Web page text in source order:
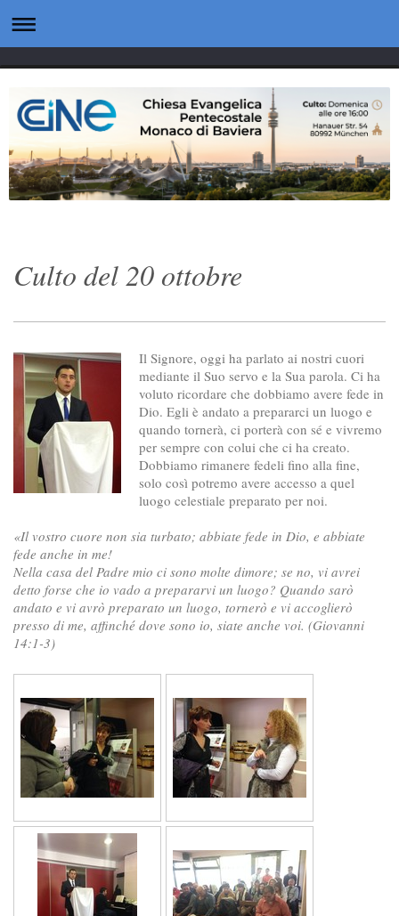
Culto del 20 ottobre
Il Signore, oggi ha parlato ai nostri cuori
mediante il Suo servo e la Sua parola. Ci ha
voluto ricordare che dobbiamo avere fede in
Dio. Egli è andato a prepararci un luogo e
quando tornerà, ci porterà con sé e vivremo
per sempre con colui che ci ha creato.
Dobbiamo rimanere fedeli fino alla fine,
solo così potremo avere accesso a quel
luogo celestiale preparato per noi.
«Il vostro cuore non sia turbato; abbiate fede in Dio, e abbiate
fede anche in me!
Nella casa del Padre mio ci sono molte dimore; se no, vi avrei
detto forse che io vado a prepararvi un luogo? Quando sarò
andato e vi avrò preparato un luogo, tornerò e vi accoglierò
presso di me, affinché dove sono io, siate anche voi. (Giovanni
14:1-3)